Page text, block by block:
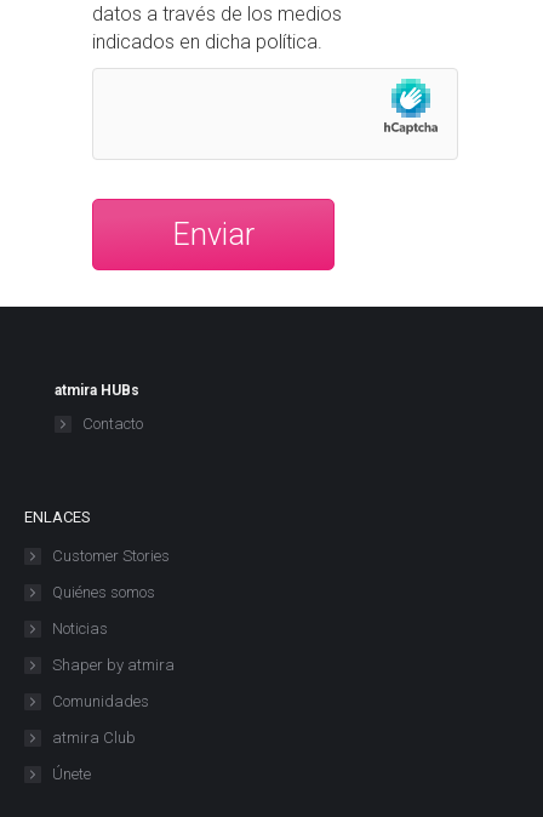
datos a través de los medios
indicados en dicha política.
atmira HUBs
Contacto
ENLACES
Customer Stories
Quiénes somos
Noticias
Shaper by atmira
Comunidades
atmira Club
Únete